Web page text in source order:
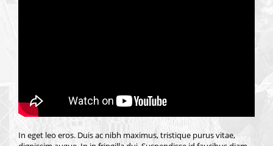
In eget leo eros. Duis ac nibh maximus, tristique purus vitae,